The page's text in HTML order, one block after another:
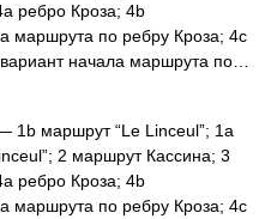
ребро Кроза; 4b
маршрута по ребру Кроза; 4с
начала маршрута по…
1b маршрут “Le Linceul”; 1а
2 маршрут Кассина; 3
ребро Кроза; 4b
маршрута по ребру Кроза; 4с